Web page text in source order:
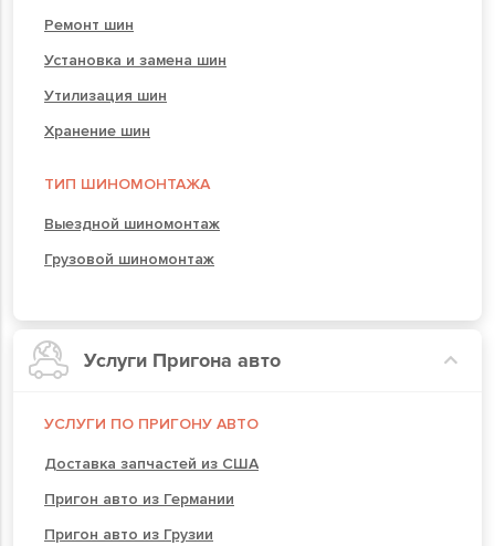
Ремонт шин
Установка и замена шин
Утилизация шин
Хранение шин
ТИП ШИНОМОНТАЖА
Выездной шиномонтаж
Грузовой шиномонтаж
Услуги Пригона авто
УСЛУГИ ПО ПРИГОНУ АВТО
Доставка запчастей из США
Пригон авто из Германии
Пригон авто из Грузии